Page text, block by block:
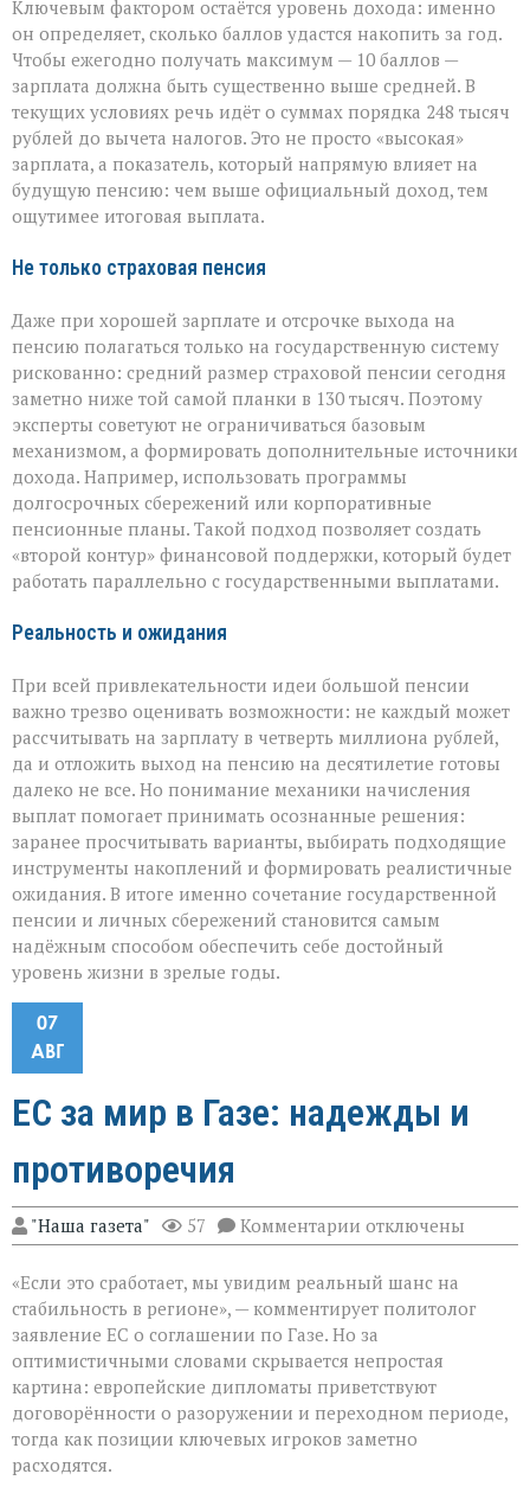
Ключевым фактором остаётся уровень дохода: именно
он определяет, сколько баллов удастся накопить за год.
Чтобы ежегодно получать максимум — 10 баллов —
зарплата должна быть существенно выше средней. В
текущих условиях речь идёт о суммах порядка 248 тысяч
рублей до вычета налогов. Это не просто «высокая»
зарплата, а показатель, который напрямую влияет на
будущую пенсию: чем выше официальный доход, тем
ощутимее итоговая выплата.
Не только страховая пенсия
Даже при хорошей зарплате и отсрочке выхода на
пенсию полагаться только на государственную систему
рискованно: средний размер страховой пенсии сегодня
заметно ниже той самой планки в 130 тысяч. Поэтому
эксперты советуют не ограничиваться базовым
механизмом, а формировать дополнительные источники
дохода. Например, использовать программы
долгосрочных сбережений или корпоративные
пенсионные планы. Такой подход позволяет создать
«второй контур» финансовой поддержки, который будет
работать параллельно с государственными выплатами.
Реальность и ожидания
При всей привлекательности идеи большой пенсии
важно трезво оценивать возможности: не каждый может
рассчитывать на зарплату в четверть миллиона рублей,
да и отложить выход на пенсию на десятилетие готовы
далеко не все. Но понимание механики начисления
выплат помогает принимать осознанные решения:
заранее просчитывать варианты, выбирать подходящие
инструменты накоплений и формировать реалистичные
ожидания. В итоге именно сочетание государственной
пенсии и личных сбережений становится самым
надёжным способом обеспечить себе достойный
уровень жизни в зрелые годы.
07
АВГ
ЕС за мир в Газе: надежды и
противоречия
"Наша газета" 57 Комментарии к
записи
за
мир
Газе:
надежды
и
противоречия
отключены
«Если это сработает, мы увидим реальный шанс на
стабильность в регионе», — комментирует политолог
заявление ЕС о соглашении по Газе. Но за
оптимистичными словами скрывается непростая
картина: европейские дипломаты приветствуют
договорённости о разоружении и переходном периоде,
тогда как позиции ключевых игроков заметно
расходятся.